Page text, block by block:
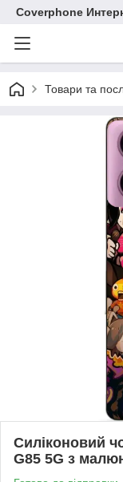
Coverphone
Товари та
Силіконовий
G85 5G з